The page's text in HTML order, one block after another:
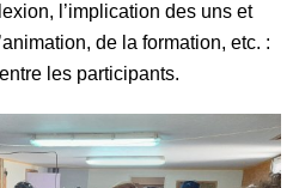
l’implication des uns et
de la formation, etc. :
les participants.